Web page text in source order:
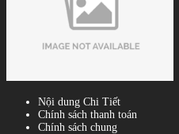
Nội dung Chi Tiết
Chính sách thanh toán
Chính sách chung